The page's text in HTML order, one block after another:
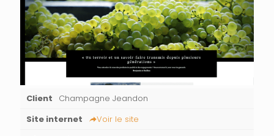
Client
Champagne Jeandon
Site internet
Voir le site